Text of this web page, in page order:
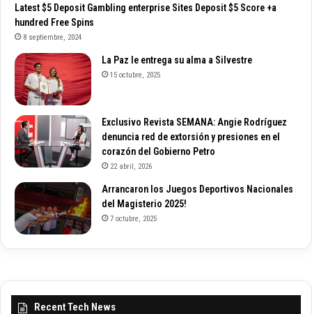
Latest $5 Deposit Gambling enterprise Sites Deposit $5 Score +a
hundred Free Spins
8 septiembre, 2024
La Paz le entrega su alma a Silvestre
15 octubre, 2025
Exclusivo Revista SEMANA: Angie Rodríguez
denuncia red de extorsión y presiones en el
corazón del Gobierno Petro
22 abril, 2026
Arrancaron los Juegos Deportivos Nacionales
del Magisterio 2025!
7 octubre, 2025
Recent Tech News